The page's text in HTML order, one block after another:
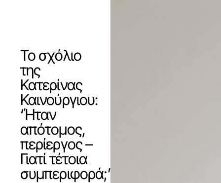
Το σχόλιο
της
Κατερίνας
Καινούργιου:
‘Ήταν
απότομος,
περίεργος –
Γιατί τέτοια
συμπεριφορά;’